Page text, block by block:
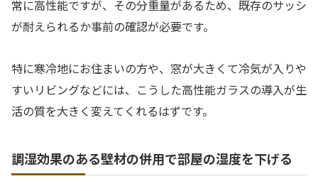
常に高性能ですが、その分重量があるため、既存のサッシ
が耐えられるか事前の確認が必要です。
特に寒冷地にお住まいの方や、窓が大きくて冷気が入りや
すいリビングなどには、こうした高性能ガラスの導入が生
活の質を大きく変えてくれるはずです。
調湿効果のある壁材の併用で部屋の湿度を下げる